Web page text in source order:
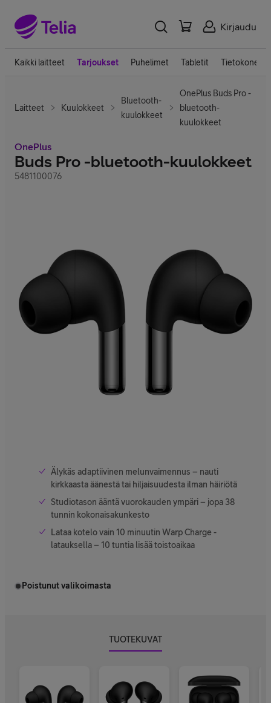
Kirjaudu
Kaikki laitteet Tarjoukset Puhelimet Tabletit Tietokoneet
Laitteet Kuulokkeet
Bluetooth-
kuulokkeet
OnePlus Buds Pro -
bluetooth-
kuulokkeet
OnePlus
Buds Pro -bluetooth-kuulokkeet
5481100076
Älykäs adaptiivinen melunvaimennus – nauti
kirkkaasta äänestä tai hiljaisuudesta ilman häiriötä
Studiotason ääntä vuorokauden ympäri – jopa 38
tunnin kokonaisakunkesto
Lataa kotelo vain 10 minuutin Warp Charge -
latauksella – 10 tuntia lisää toistoaikaa
Poistunut valikoimasta
TUOTEKUVAT